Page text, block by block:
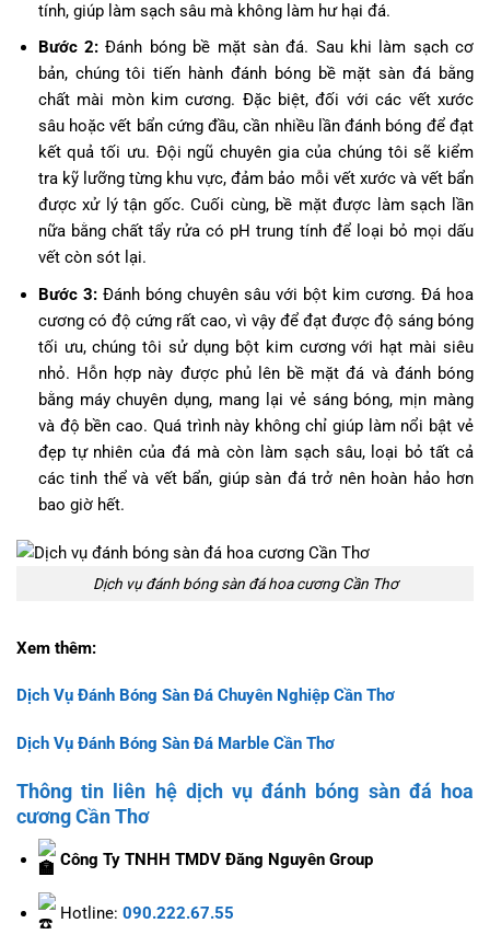
tính, giúp làm sạch sâu mà không làm hư hại đá.
Bước 2: Đánh bóng bề mặt sàn đá. Sau khi làm sạch cơ
bản, chúng tôi tiến hành đánh bóng bề mặt sàn đá bằng
chất mài mòn kim cương. Đặc biệt, đối với các vết xước
sâu hoặc vết bẩn cứng đầu, cần nhiều lần đánh bóng để đạt
kết quả tối ưu. Đội ngũ chuyên gia của chúng tôi sẽ kiểm
tra kỹ lưỡng từng khu vực, đảm bảo mỗi vết xước và vết bẩn
được xử lý tận gốc. Cuối cùng, bề mặt được làm sạch lần
nữa bằng chất tẩy rửa có pH trung tính để loại bỏ mọi dấu
vết còn sót lại.
Bước 3:Đánh bóng chuyên sâu với bột kim cương. Đá hoa
cương có độ cứng rất cao, vì vậy để đạt được độ sáng bóng
tối ưu, chúng tôi sử dụng bột kim cương với hạt mài siêu
nhỏ. Hỗn hợp này được phủ lên bề mặt đá và đánh bóng
bằng máy chuyên dụng, mang lại vẻ sáng bóng, mịn màng
và độ bền cao. Quá trình này không chỉ giúp làm nổi bật vẻ
đẹp tự nhiên của đá mà còn làm sạch sâu, loại bỏ tất cả
các tinh thể và vết bẩn, giúp sàn đá trở nên hoàn hảo hơn
bao giờ hết.
Dịch vụ đánh bóng sàn đá hoa cương Cần Thơ
Xem thêm:
Dịch Vụ Đánh Bóng Sàn Đá Chuyên Nghiệp Cần Thơ
Dịch Vụ Đánh Bóng Sàn Đá Marble Cần Thơ
Thông tin liên hệ dịch vụ đánh bóng sàn đá hoa
cương Cần Thơ
Công Ty TNHH TMDV Đăng Nguyên Group
Hotline: 090.222.67.55